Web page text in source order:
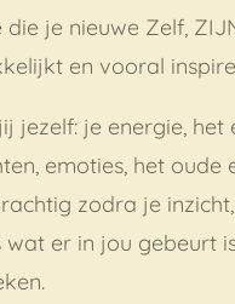
je nieuwe Zelf,
en vooral
jezelf: je energie, het
emoties, het oude
zodra je
er in jou gebeurt